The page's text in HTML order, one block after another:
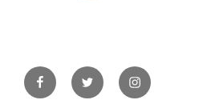
FacebookTwitter Instagram